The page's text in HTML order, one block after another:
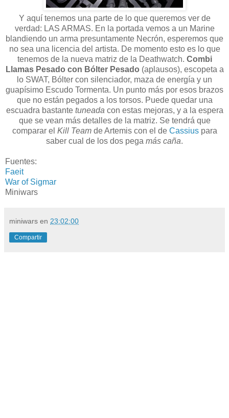
Y aquí tenemos una parte de lo que queremos ver de
verdad: LAS ARMAS. En la portada vemos a un Marine
blandiendo un arma presuntamente Necrón, esperemos que
no sea una licencia del artista. De momento esto es lo que
tenemos de la nueva matriz de la Deathwatch. Combi
Llamas Pesado con Bólter Pesado (aplausos), escopeta a
lo SWAT, Bólter con silenciador, maza de energía y un
guapísimo Escudo Tormenta. Un punto más por esos brazos
que no están pegados a los torsos. Puede quedar una
escuadra bastante tuneada con estas mejoras, y a la espera
que se vean más detalles de la matriz. Se tendrá que
comparar el Kill Teamde Artemis con el de Cassiuspara
saber cual de los dos pega más caña.
Fuentes:
Faeit
War of Sigmar
Miniwars
miniwars en 23:02:00
Compartir